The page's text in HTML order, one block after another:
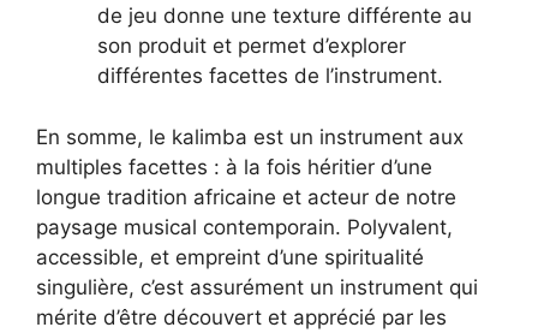
de jeu donne une texture différente au
son produit et permet d’explorer
différentes facettes de l’instrument.
En somme, le kalimba est un instrument aux
multiples facettes : à la fois héritier d’une
longue tradition africaine et acteur de notre
paysage musical contemporain. Polyvalent,
accessible, et empreint d’une spiritualité
singulière, c’est assurément un instrument qui
mérite d’être découvert et apprécié par les